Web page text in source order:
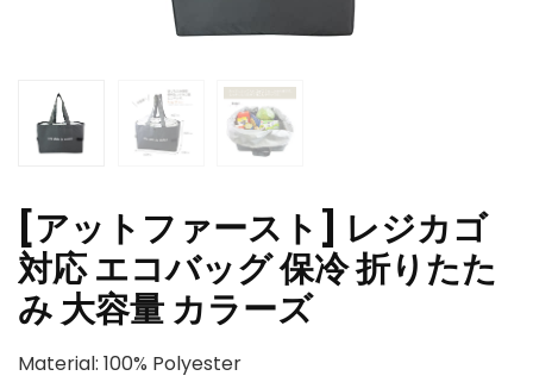
[アットファースト] レジカゴ
対応 エコバッグ 保冷 折りたた
み 大容量 カラーズ
Material: 100% Polyester